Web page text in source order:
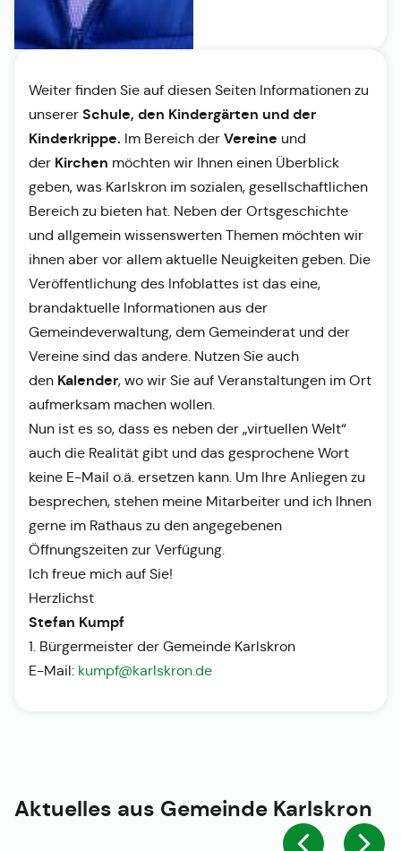
Weiter finden Sie auf diesen Seiten Informationen zu
unserer Schule, den Kindergärten und der
Kinderkrippe. Im Bereich der Vereine und
der Kirchen möchten wir Ihnen einen Überblick
geben, was Karlskron im sozialen, gesellschaftlichen
Bereich zu bieten hat. Neben der Ortsgeschichte
und allgemein wissenswerten Themen möchten wir
ihnen aber vor allem aktuelle Neuigkeiten geben. Die
Veröffentlichung des Infoblattes ist das eine,
brandaktuelle Informationen aus der
Gemeindeverwaltung, dem Gemeinderat und der
Vereine sind das andere. Nutzen Sie auch
den Kalender, wo wir Sie auf Veranstaltungen im Ort
aufmerksam machen wollen.
Nun ist es so, dass es neben der „virtuellen Welt“
auch die Realität gibt und das gesprochene Wort
keine E-Mail o.ä. ersetzen kann. Um Ihre Anliegen zu
besprechen, stehen meine Mitarbeiter und ich Ihnen
gerne im Rathaus zu den angegebenen
Öffnungszeiten zur Verfügung.
Ich freue mich auf Sie!
Herzlichst
Stefan Kumpf
1. Bürgermeister der Gemeinde Karlskron
E-Mail: kumpf@karlskron.de
Aktuelles aus Gemeinde Karlskron